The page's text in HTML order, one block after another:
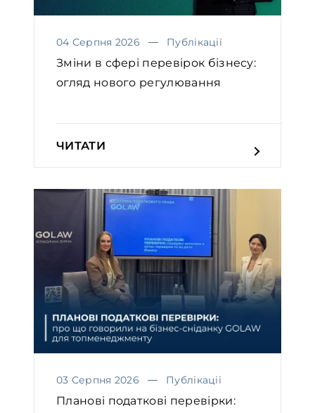
04 Серпня 2026 Публікації
Зміни в сфері перевірок бізнесу:
огляд нового регулювання
ЧИТАТИ
03 Серпня 2026 Публікації
Планові податкові перевірки: